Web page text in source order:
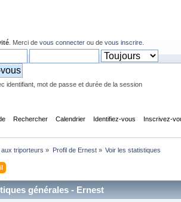
. Merci de vous connecter ou de vous inscrire
identifiant, mot de passe et durée de la session
Rechercher Calendrier Identifiez-vous Inscrivez-
triporteurs » Profil de Ernest» Voir les statistiques
générales - Ernest